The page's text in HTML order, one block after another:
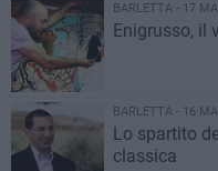
BARLETTA - 17
Enigrusso, il
BARLETTA - 16
Lo spartito
classica